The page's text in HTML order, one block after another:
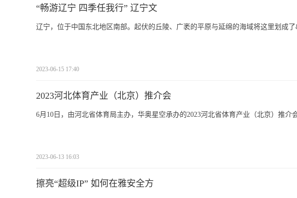
“畅游辽宁 四季任我行” 辽宁文
辽宁，位于中国东北地区南部。起伏的丘陵、广袤的平原与延绵的海域将这里划成了
2023-06-15 17:40
2023河北体育产业（北京）推介会
6月10日，由河北省体育局主办，华奥星空承办的2023河北省体育产业（北京）推介
2023-06-13 16:03
擦亮“超级IP” 如何在雅安全方